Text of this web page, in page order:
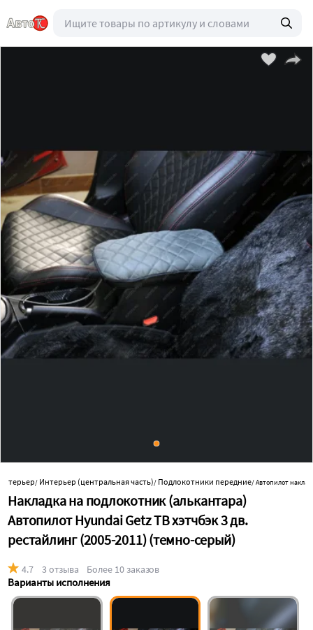
/ Интерьер (центральная часть)/ Подлокотники передние/Автопилот
Накладка на подлокотник (алькантара)
Автопилот Hyundai Getz TB хэтчбэк 3 дв.
рестайлинг (2005-2011) (темно-серый)
4.7 3 отзыва Более 10 заказов
Варианты исполнения